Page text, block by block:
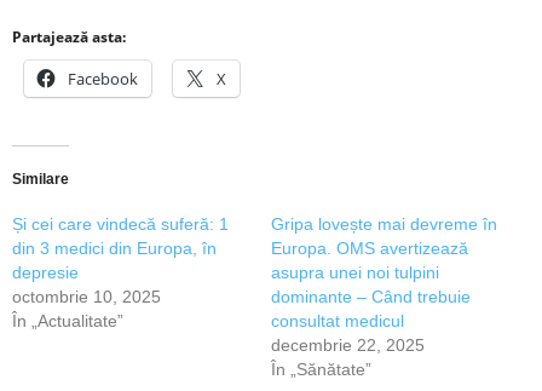
Partajează asta:
Facebook X
Similare
Și cei care vindecă suferă: 1
din 3 medici din Europa, în
depresie
octombrie 10, 2025
În „Actualitate”
Gripa lovește mai devreme în
Europa. OMS avertizează
asupra unei noi tulpini
dominante – Când trebuie
consultat medicul
decembrie 22, 2025
În „Sănătate”